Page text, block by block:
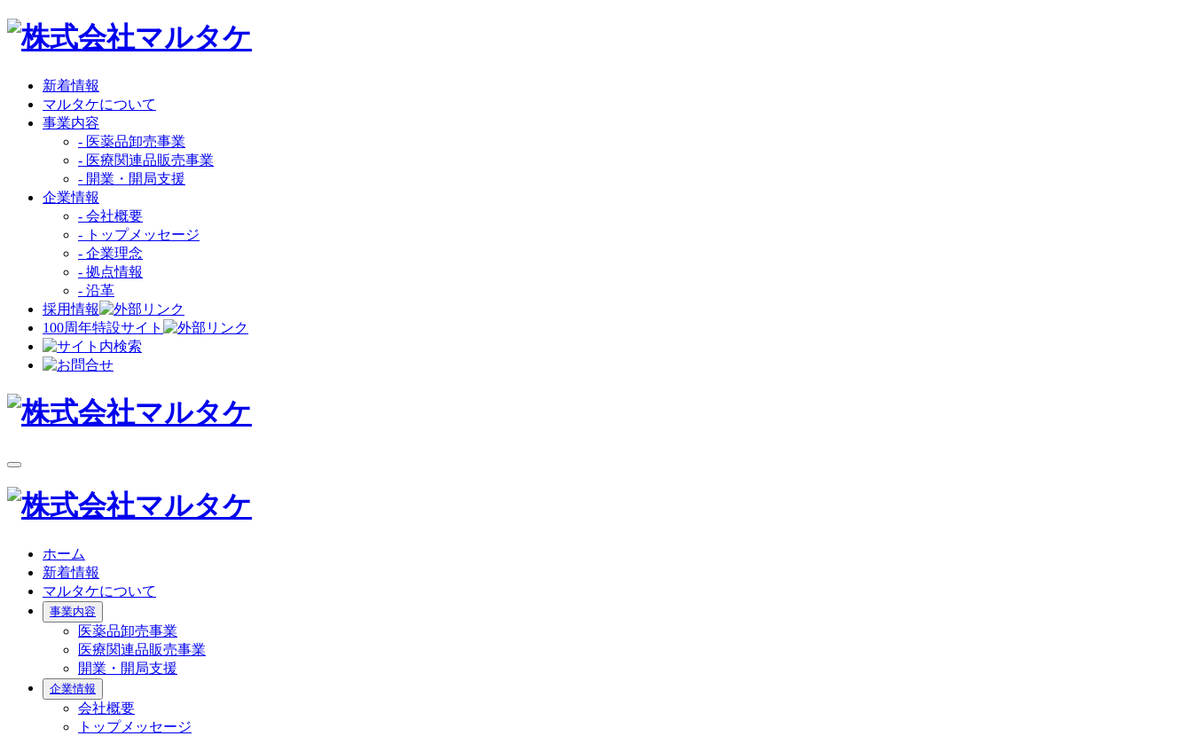
新着情報
マルタケについて
事業内容
- 医薬品卸売事業
- 医療関連品販売事業
- 開業・開局支援
企業情報
- 会社概要
- トップメッセージ
- 企業理念
- 拠点情報
- 沿革
採用情報
100周年特設サイト
ホーム
新着情報
マルタケについて
事業内容
医薬品卸売事業
医療関連品販売事業
開業・開局支援
企業情報
会社概要
トップメッセージ